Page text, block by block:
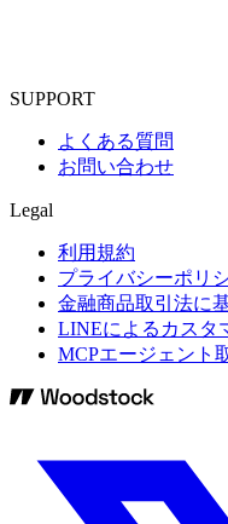
SUPPORT
よくある質問
お問い合わせ
Legal
利用規約
プライバシーポリ
金融商品取引法に
LINEによるカスタ
MCPエージェント